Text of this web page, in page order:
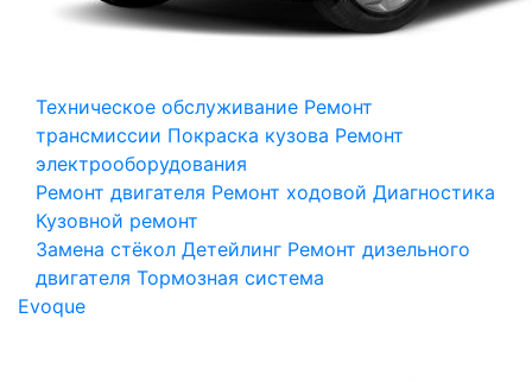
Техническое обслуживание Ремонт
трансмиссии Покраска кузова Ремонт
электрооборудования
Ремонт двигателя Ремонт ходовой Диагностика
Кузовной ремонт
Замена стёкол Детейлинг Ремонт дизельного
двигателя Тормозная система
Evoque